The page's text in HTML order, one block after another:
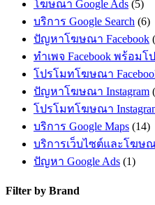
โฆษณา Google Ads (5)
บริการ Google Search (6)
ปัญหาโฆษณา Facebook
ทำเพจ Facebook พร้อม
โปรโมทโฆษณา
ปัญหาโฆษณา Instagram
โปรโมทโฆษณา
บริการ Google Maps (14)
บริการเว็บไซต์และโฆษ
ปัญหา Google Ads (1)
Filter by Brand